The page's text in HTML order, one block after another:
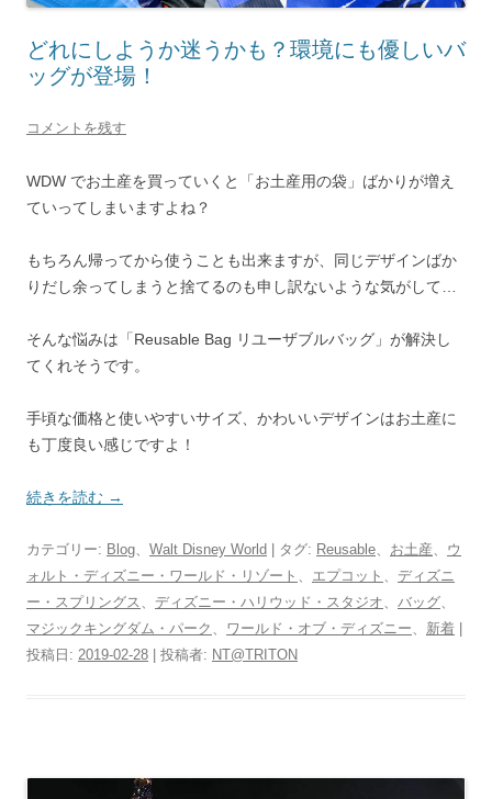
どれにしようか迷うかも？環境にも優しいバ
ッグが登場！
コメントを残す
WDW でお土産を買っていくと「お土産用の袋」ばかりが増え
ていってしまいますよね？
もちろん帰ってから使うことも出来ますが、同じデザインばか
りだし余ってしまうと捨てるのも申し訳ないような気がして…
そんな悩みは「Reusable Bag リユーザブルバッグ」が解決し
てくれそうです。
手頃な価格と使いやすいサイズ、かわいいデザインはお土産に
も丁度良い感じですよ！
続きを読む →
カテゴリー: Blog、 Walt Disney World | タグ: Reusable、 お土産、 ウ
ォルト・ディズニー・ワールド・リゾート 、 エプコット 、 ディズニ
ー・スプリングス 、 ディズニー・ハリウッド・スタジオ、 バッグ、
マジックキングダム・パーク 、 ワールド・オブ・ディズニー、 新着
投稿日: 2019-02-28 投稿者: NT@TRITON